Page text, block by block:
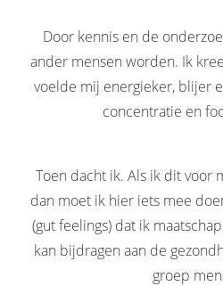
Door kennis en de
ander mensen worden. Ik
voelde mij energieker, blijer
concentratie en
Toen dacht ik. Als ik dit voor
dan moet ik hier iets mee
(gut feelings) dat ik
kan bijdragen aan de
groep